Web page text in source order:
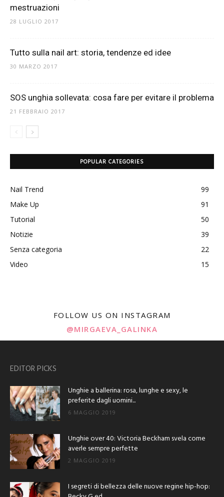
mestruazioni
28 LUGLIO 2017
Tutto sulla nail art: storia, tendenze ed idee
30 MARZO 2017
SOS unghia sollevata: cosa fare per evitare il problema
21 FEBBRAIO 2017
POPULAR CATEGORIES
Nail Trend
99
Make Up
91
Tutorial
50
Notizie
39
Senza categoria
22
Video
15
FOLLOW US ON INSTAGRAM
@MIRGAEVA_GALINKA
EDITOR PICKS
Unghie a ballerina: rosa, lunghe e sexy, le
preferite dagli uomini...
6 MAGGIO 2019
Unghie over 40: Victoria Beckham svela come
averle sempre perfette
2 MAGGIO 2019
I segreti di bellezza delle nuove regine hip-hop: